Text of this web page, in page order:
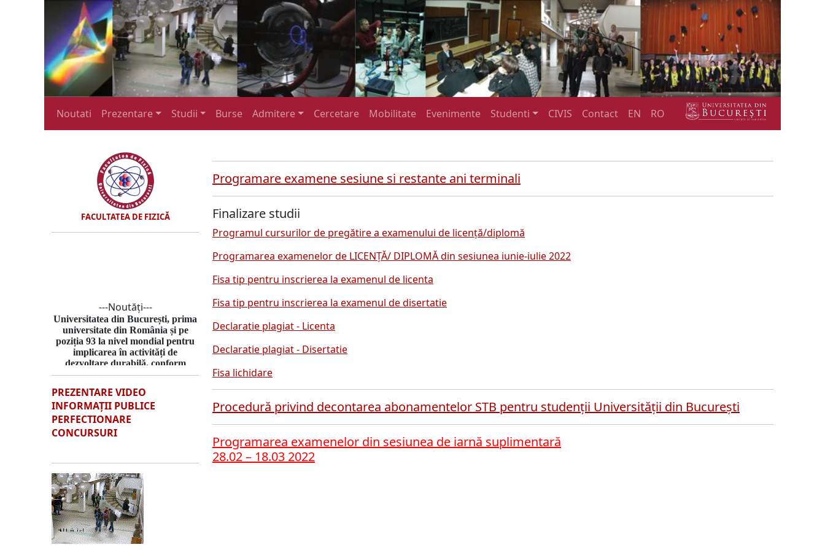
Noutati Prezentare Studii Burse Admitere Cercetare Mobilitate Evenimente Studenti CIVIS Contact EN RO
FACULTATEA DE FIZICĂ
---Noutăţi---
Universitatea din București, prima
universitate din România și pe
poziția 93 la nivel mondial pentru
implicarea în activități de
dezvoltare durabilă, conform
UB, pe locul 3 în lume la impactul
și contribuția la obiectivul
„Egalitatea de gen”
pe locul 93 la nivel mondial conform
Times Higher Education Impact
Rankings 2025, unul dintre cele mai
cunoscute clasamente din spațiul
academic internațional, care
evaluează universitățile
mare implicare în activități
specifice dezvoltării durabile
PREZENTARE VIDEO
INFORMAŢII PUBLICE
PERFECTIONARE
CONCURSURI
Programare examene sesiune si restante ani terminali
Finalizare studii
Programul cursurilor de pregătire a examenului de licență/diplomă
Programarea examenelor de LICENŢĂ/ DIPLOMĂ din sesiunea iunie-iulie 2022
Fisa tip pentru inscrierea la examenul de licenta
Fisa tip pentru inscrierea la examenul dedisertatie
Declaratie plagiat - Licenta
Declaratie plagiat - Disertatie
Fisa lichidare
Procedură privind decontarea abonamentelor STB pentru studenții Universității din București
Programarea examenelor din sesiunea de iarnă suplimentară
28.02 – 18.03 2022